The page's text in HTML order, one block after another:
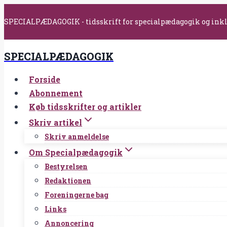
til
indhold
SPECIALPÆDAGOGIK - tidsskrift for specialpædagogik og
SPECIALPÆDAGOGIK
Forside
Abonnement
Køb tidsskrifter og artikler
Skriv artikel
Skriv anmeldelse
Om Specialpædagogik
Bestyrelsen
Redaktionen
Foreningerne bag
Links
Annoncering